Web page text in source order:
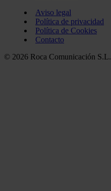
Aviso legal
Política de privacidad
Política de Cookies
Contacto
© 2026 Roca Comunicación S.L.